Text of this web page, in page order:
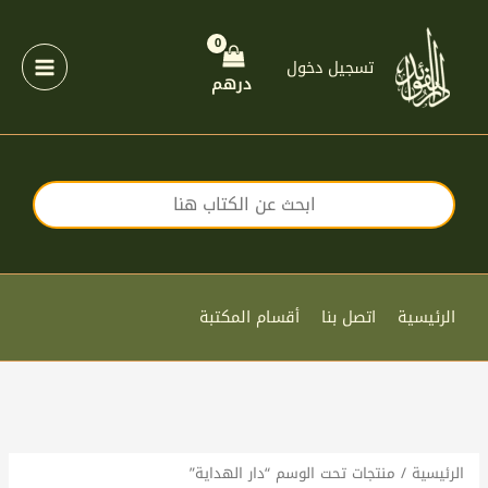
المحتوى
تسجيل دخول
درهم
الرئيسية اتصل بنا أقسام المكتبة
الرئيسية / منتجات تحت الوسم “دار الهداية”